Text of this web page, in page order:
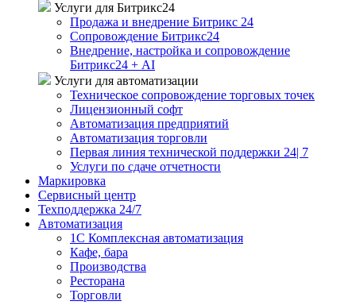
Услуги для Битрикс24
Продажа и внедрение Битрикс 24
Сопровождение Битрикс24
Внедрение, настройка и сопровождение
Битрикс24 + AI
Услуги для автоматизации
Техническое сопровождение торговых точек
Лицензионный софт
Автоматизация предприятий
Автоматизация торговли
Первая линия технической поддержки 24| 7
Услуги по сдаче отчетности
Маркировка
Сервисный центр
Техподдержка 24/7
Автоматизация
1C Комплексная автоматизация
Кафе, бара
Производства
Ресторана
Торговли